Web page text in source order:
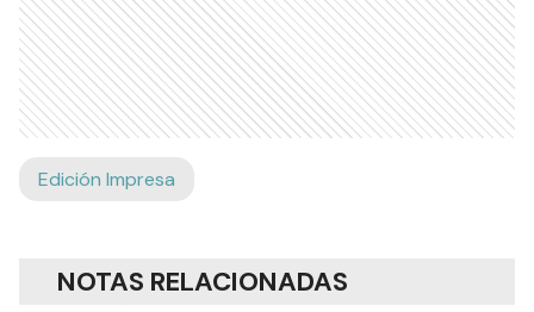
Edición Impresa
NOTAS RELACIONADAS